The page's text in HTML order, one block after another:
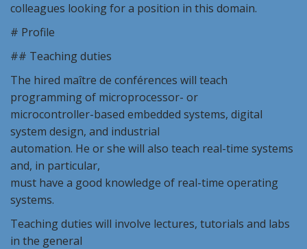
colleagues looking for a position in this domain.
# Profile
## Teaching duties
The hired maître de conférences will teach
programming of microprocessor- or
microcontroller-based embedded systems, digital
system design, and industrial
automation. He or she will also teach real-time systems
and, in particular,
must have a good knowledge of real-time operating
systems.
Teaching duties will involve lectures, tutorials and labs
in the general